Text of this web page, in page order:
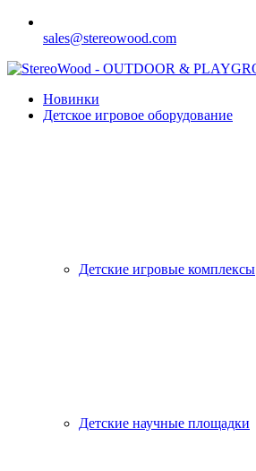
sales@stereowood.com
Новинки
Детское игровое оборудование
Детские игровые комплексы
Детские научные площадки